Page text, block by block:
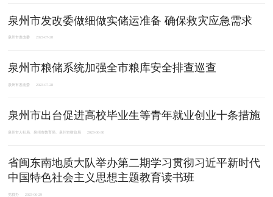
泉州市发改委做细做实储运准备 确保救灾应急需求
泉州市发改委 2023-07-28
泉州市粮储系统加强全市粮库安全排查巡查
泉州市发改委 2023-07-28
泉州市出台促进高校毕业生等青年就业创业十条措施
泉州市人社局、泉州市教育局、泉州市财政局 2023-06-30
省闽东南地质大队举办第二期学习贯彻习近平新时代
中国特色社会主义思想主题教育读书班
党群办 2023-06-29